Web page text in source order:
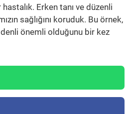
Erken tanı ve düzenli
sağlığını koruduk. Bu örnek,
önemli olduğunu bir kez